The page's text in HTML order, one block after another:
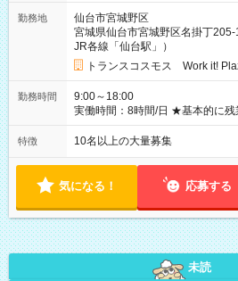
4日勤務の場合… 月収16万6,400
（時
勤務地
仙台市宮城野区
宮城県仙台市宮城野区名掛丁205-
JR各線「仙台駅」）
トランスコスモス Work it!
勤務時間
9:00～18:00
実働時間：8時間/日 ★基本的に
業代は1分単位で支給いたします
特徴 10名以上の大量募集
気になる！ 応募する
未読